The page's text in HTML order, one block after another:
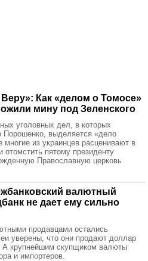
Как «делом о Томосе»
мину под Зеленского
уголовных дел, в которых
Порошенко, выделяется «дело
многие из украинцев расценивают в
отомстить пятому президенту
Православную церковь
валютный
не дает ему сильно
продавцами остались
уверены, что они продают доллар
крупнейшим скупщиком валюты
и импортеров.